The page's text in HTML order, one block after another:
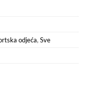
odjeća, Sve